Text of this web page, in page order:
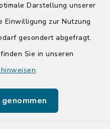
Darstellung unserer
Einwilligung zur Nutzung
gesondert abgefragt.
Sie in unseren
.